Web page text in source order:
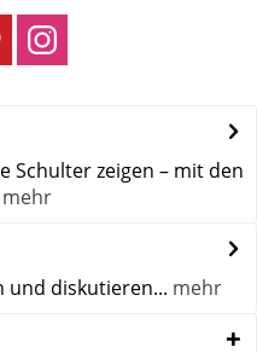
Schulter zeigen – mit den
mehr
und diskutieren... mehr